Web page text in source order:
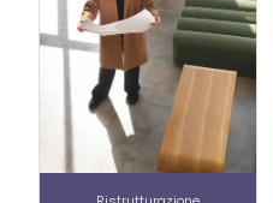
possono essere
integrante di alcun
locazione dell’immobile.
Questo documento
modo la società.